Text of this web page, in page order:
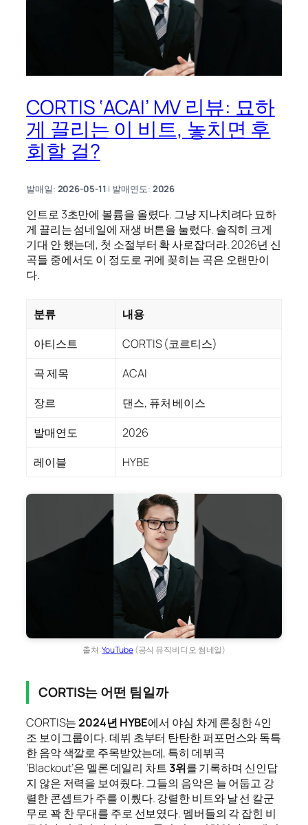
CORTIS ‘ACAI’ MV 리뷰: 묘하
게 끌리는 이 비트, 놓치면 후
회할 걸?
발매일: 2026-05-11 | 발매연도: 2026
인트로 3초만에 볼륨을 올렸다. 그냥 지나치려다 묘하
게 끌리는 섬네일에 재생 버튼을 눌렀다. 솔직히 크게
기대 안 했는데, 첫 소절부터 확 사로잡더라. 2026년 신
곡들 중에서도 이 정도로 귀에 꽂히는 곡은 오랜만이
다.
분류
내용
아티스트
CORTIS (코르티스)
곡 제목
ACAI
장르
댄스, 퓨처 베이스
발매연도
2026
레이블
HYBE
출처:YouTube(공식 뮤직비디오 썸네일)
CORTIS는 어떤 팀일까
CORTIS는2024년 HYBE에서 야심 차게 론칭한 4인
조 보이그룹이다. 데뷔 초부터 탄탄한 퍼포먼스와 독특
한 음악 색깔로 주목받았는데, 특히 데뷔곡
‘Blackout’은 멜론 데일리 차트3위를 기록하며 신인답
지 않은 저력을 보여줬다. 그들의 음악은 늘 어둡고 강
렬한 콘셉트가 주를 이뤘다. 강렬한 비트와 날 선 칼군
무로 꽉 찬 무대를 주로 선보였다. 멤버들의 각 잡힌 비